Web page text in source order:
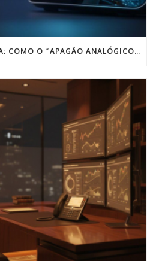
O FIM DA LINHA FIXA: COMO O “APAGÃO ANALÓGICO” PODE DESTRUIR AS VENDAS DA SUA EMPRESA